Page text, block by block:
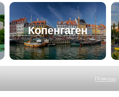
Копенгаген
Помощь